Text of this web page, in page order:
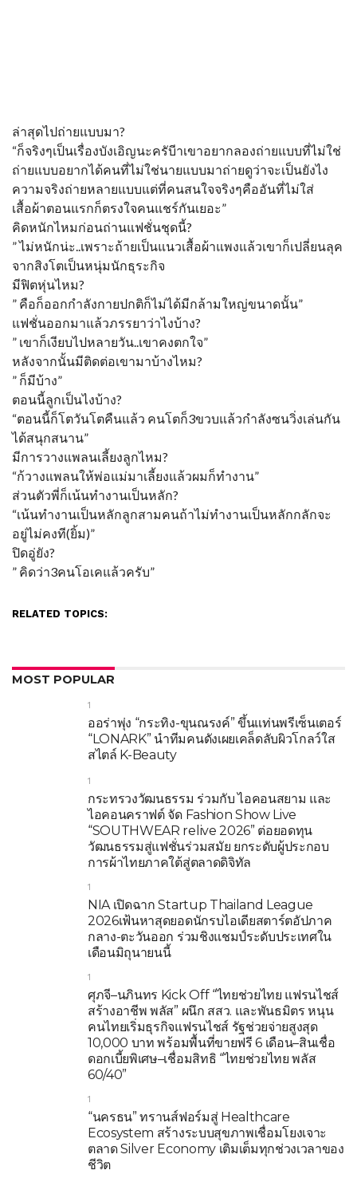
ล่าสุดไปถ่ายแบบมา?
“ก็จริงๆเป็นเรื่องบังเอิญนะครับีาเขาอยากลองถ่ายแบบที่ไม่ใช่
ถ่ายแบบอยากได้คนที่ไม่ใช่นายแบบมาถ่ายดูว่าจะเป็นยังไง
ความจริงถ่ายหลายแบบแต่ที่คนสนใจจริงๆคืออันที่ไม่ใส่
เสื้อผ้าตอนแรกก็ตรงใจคนแชร์กันเยอะ”
คิดหนักไหมก่อนถ่านแฟชั่นชุดนี้?
” ไม่หนักน่ะ..เพราะถ้ายเป็นแนวเสื้อผ้าแพงแล้วเขาก็เปลี่ยนลุค
จากสิงโตเป็นหนุ่มนักธุระกิจ
มีฟิตหุ่นไหม?
” คือก็ออกกำลังกายปกติก็ไม่ได้มีกล้ามใหญ่ขนาดนั้น”
แฟชั่นออกมาแล้วภรรยาว่าไงบ้าง?
” เขาก็เงียบไปหลายวัน..เขาคงตกใจ”
หลังจากนั้นมีติดต่อเขามาบ้างไหม?
” ก็มีบ้าง”
ตอนนี้ลูกเป็นไงบ้าง?
“ตอนนี้ก็โตวันโตคืนแล้ว คนโตก็3ขวบแล้วกำลังซนวิ่งเล่นกัน
ได้สนุกสนาน”
มีการวางแพลนเลี้ยงลูกไหม?
“ก้วางแพลนให้พ่อแม่มาเลี้ยงแล้วผมก็ทำงาน”
ส่วนตัวพี่ก็เน้นทำงานเป็นหลัก?
“เน้นทำงานเป็นหลักลูกสามคนถ้าไม่ทำงานเป็นหลักกลักจะ
อยู่ไม่คงที(ยิ้ม)”
ปิดอู่ยัง?
” คิดว่า3คนโอเคแล้วครับ”
RELATED TOPICS:
MOST POPULAR
1
ออร่าพุ่ง “กระทิง-ขุนณรงค์” ขึ้นแท่นพรีเซ็นเตอร์
“LONARK” นำทีมคนดังเผยเคล็ดลับผิวโกลว์ใส
สไตล์ K-Beauty
1
กระทรวงวัฒนธรรม ร่วมกับ ไอคอนสยาม และ
ไอคอนคราฟต์ จัด Fashion Show Live
“SOUTHWEAR relive 2026” ต่อยอดทุน
วัฒนธรรมสู่แฟชั่นร่วมสมัย ยกระดับผู้ประกอบ
การผ้าไทยภาคใต้สู่ตลาดดิจิทัล
1
NIA เปิดฉาก Startup Thailand League
2026เฟ้นหาสุดยอดนักรบไอเดียสตาร์ตอัปภาค
กลาง-ตะวันออก ร่วมชิงแชมป์ระดับประเทศใน
เดือนมิถุนายนนี้
1
ศุภจี–นภินทร Kick Off “ไทยช่วยไทย แฟรนไชส์
สร้างอาชีพ พลัส” ผนึก สสว. และพันธมิตร หนุน
คนไทยเริ่มธุรกิจแฟรนไชส์ รัฐช่วยจ่ายสูงสุด
10,000 บาท พร้อมพื้นที่ขายฟรี 6 เดือน–สินเชื่อ
ดอกเบี้ยพิเศษ–เชื่อมสิทธิ “ไทยช่วยไทย พลัส
60/40”
1
“นครธน” ทรานส์ฟอร์มสู่ Healthcare
Ecosystem สร้างระบบสุขภาพเชื่อมโยงเจาะ
ตลาด Silver Economy เติมเต็มทุกช่วงเวลาของ
ชีวิต